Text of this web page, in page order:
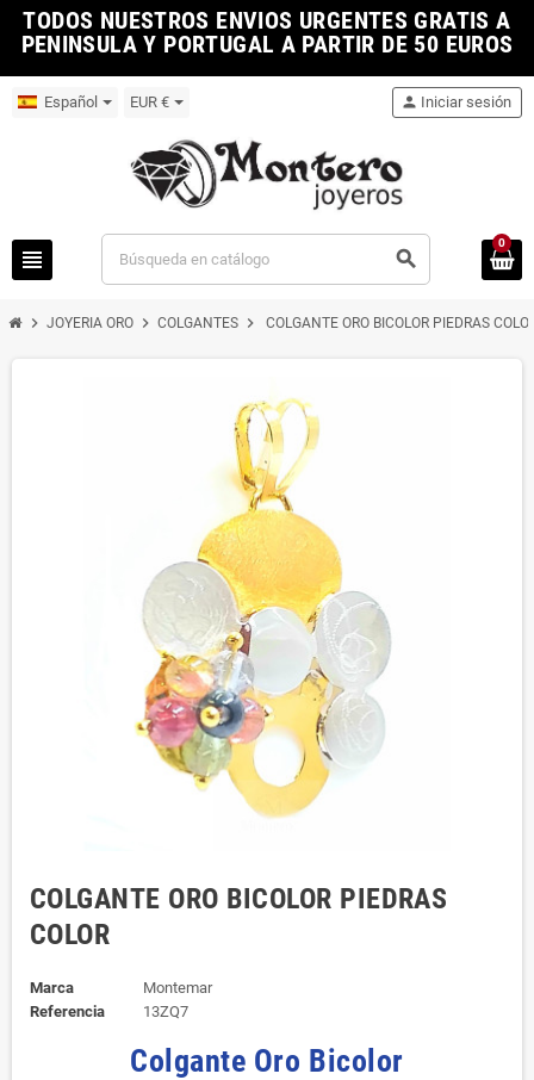
TODOS NUESTROS ENVIOS URGENTES GRATIS A
PENINSULA Y PORTUGAL A PARTIR DE 50 EUROS
Español EUR €
view_headline search
person Iniciar sesión
0
chevron_right JOYERIA ORO chevron_right COLGANTES chevron_right COLGANTE ORO BICOLOR PIEDRAS
COLGANTE ORO BICOLOR PIEDRAS
COLOR
Marca
Montemar
Referencia
13ZQ7
Colgante Oro Bicolor